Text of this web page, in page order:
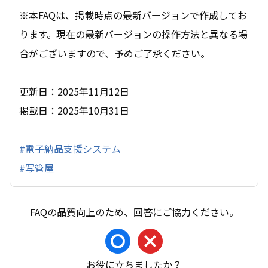
※本FAQは、掲載時点の最新バージョンで作成してお
ります。現在の最新バージョンの操作方法と異なる場
合がございますので、予めご了承ください。
更新日：2025年11月12日
掲載日：2025年10月31日
#電子納品支援システム
#写管屋
お役に立ちましたか？